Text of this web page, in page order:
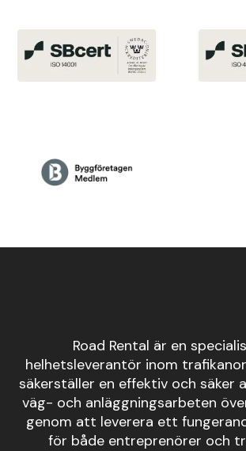
Road Rental är en
helhetsleverantör inom
säkerställer en effektiv och säker
väg- och anläggningsarbeten
genom att leverera ett
för både entreprenörer och